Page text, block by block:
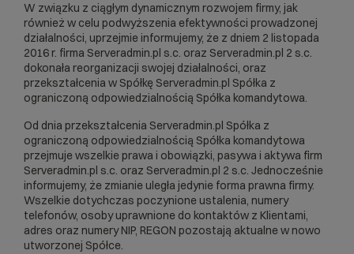
W związku z ciągłym dynamicznym rozwojem firmy, jak
również w celu podwyższenia efektywności prowadzonej
działalności, uprzejmie informujemy, że z dniem 2 listopada
2016 r. firma Serveradmin.pl s.c. oraz Serveradmin.pl 2 s.c.
dokonała reorganizacji swojej działalności, oraz
przekształcenia w Spółkę Serveradmin.pl Spółka z
ograniczoną odpowiedzialnością Spółka komandytowa.
Od dnia przekształcenia Serveradmin.pl Spółka z
ograniczoną odpowiedzialnością Spółka komandytowa
przejmuje wszelkie prawa i obowiązki, pasywa i aktywa firm
Serveradmin.pl s.c. oraz Serveradmin.pl 2 s.c. Jednocześnie
informujemy, że zmianie uległa jedynie forma prawna firmy.
Wszelkie dotychczas poczynione ustalenia, numery
telefonów, osoby uprawnione do kontaktów z Klientami,
adres oraz numery NIP, REGON pozostają aktualne w nowo
utworzonej Spółce.